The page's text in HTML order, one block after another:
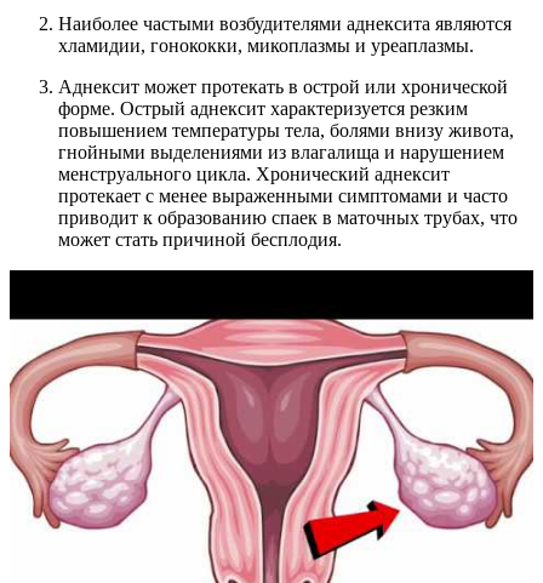
Наиболее частыми возбудителями аднексита являются
хламидии, гонококки, микоплазмы и уреаплазмы.
Аднексит может протекать в острой или хронической
форме. Острый аднексит характеризуется резким
повышением температуры тела, болями внизу живота,
гнойными выделениями из влагалища и нарушением
менструального цикла. Хронический аднексит
протекает с менее выраженными симптомами и часто
приводит к образованию спаек в маточных трубах, что
может стать причиной бесплодия.